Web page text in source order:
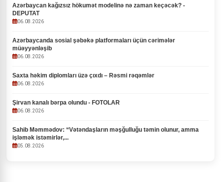
Azərbaycan kağızsız hökumət modelinə nə zaman keçəcək? -
DEPUTAT
06.08.2026
Azərbaycanda sosial şəbəkə platformaları üçün cərimələr
müəyyənləşib
06.08.2026
Saxta həkim diplomları üzə çıxdı – Rəsmi rəqəmlər
06.08.2026
Şirvan kanalı bərpa olundu - FOTOLAR
06.08.2026
Sahib Məmmədov: “Vətəndaşların məşğulluğu təmin olunur, amma
işləmək istəmirlər,...
05.08.2026